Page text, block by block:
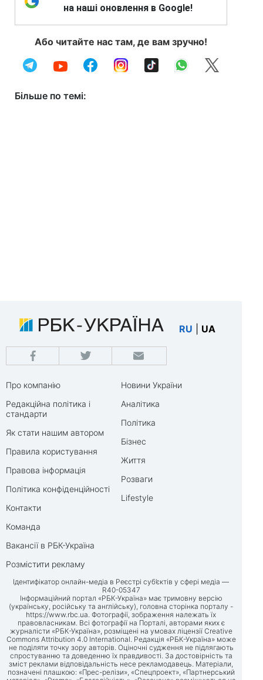
на наші оновлення в Google!
Або читайте нас там, де вам зручно!
Більше по темі:
RU UA
Про компанію
Редакційна політика і
стандарти
Як стати нашим автором
Правила користування
Правова інформація
Політика конфіденційності
Контакти
Команда
Вакансії в РБК-Україна
Розмістити рекламу
Новини України
Аналітика
Політика
Бізнес
Життя
Розваги
Lifestyle
Ідентифікатор онлайн-медіа в Реєстрі суб’єктів у сфері медіа —
R40-05347
Інформаційний портал «РБК-Україна» має тримовну версію
(українську, російську та англійську), головна сторінка порталу -
https://www.rbc.ua. Фотографії, зображення належать їх
правовласникам. Всі фотографії на Порталі, авторами яких є
журналісти «РБК-Україна», розміщені на умовах ліцензії Creative
Commons Attribution 4.0 International. Редакція «РБК-Україна» може
не поділяти точку зору авторів. Оціночні судження не підлягають
спростуванню та доведенню їх правдивості. За достовірність та
зміст реклами відповідальність несе рекламодавець. Матеріали,
позначені плашкою: «Прес-релізи», «Спецпроект», «Партнерський